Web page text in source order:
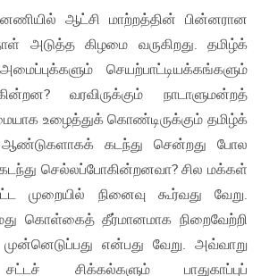
ஆட்சி மாற்றத்தின் பின்னரான
அடுத்த கிழமை வருகிறது. தமிழ்க்
செயற்பாட்டியக்கங்களும்
வரவிருக்கும் நாடாளுமன்றத்
உழைத்துக் கொண்டிருக்கும் தமிழ்க்
கடந்து சென்றது போல
செல்லப்போகின்றனவா? சில மக்கள்
முறையில் நினைவு கூர்வது வேறு.
கொள்கைத் தீர்மானமாக நிறைவேற்றி
என்பது வேறு. அவ்வாறு
சிக்கல்களும் பாதுகாப்புப்